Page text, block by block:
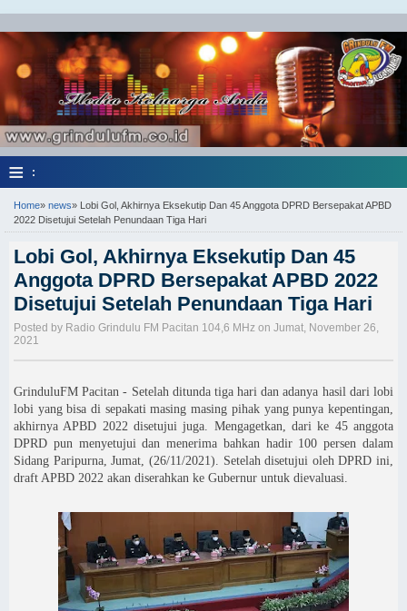
≡ :
Home» news»
Lobi Gol, Akhirnya Eksekutip Dan 45 Anggota DPRD Bersepakat APBD
2022 Disetujui Setelah Penundaan Tiga Hari
Lobi Gol, Akhirnya Eksekutip Dan 45
Anggota DPRD Bersepakat APBD 2022
Disetujui Setelah Penundaan Tiga Hari
Posted by Radio Grindulu FM Pacitan 104,6 MHz on Jumat, November 26,
2021
GrinduluFM Pacitan - Setelah ditunda tiga hari dan adanya hasil dari lobi
lobi yang bisa di sepakati masing masing pihak yang punya kepentingan,
akhirnya APBD 2022 disetujui juga. Mengagetkan, dari ke 45 anggota
DPRD pun menyetujui dan menerima bahkan hadir 100 persen dalam
Sidang Paripurna, Jumat, (26/11/2021). Setelah disetujui oleh DPRD ini,
draft APBD 2022 akan diserahkan ke Gubernur untuk dievaluasi.